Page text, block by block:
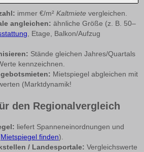
immer €/m² Kaltmiete vergleichen.
angleichen: ähnliche Größe (z. B. 50–
, Etage, Balkon/Aufzug
Stände gleichen Jahres/Quartals
kennzeichnen.
Mietspiegel abgleichen mit
(Marktdynamik!
den Regionalvergleich
liefert Spanneneinordnungen und
Mietspiegel finden).
/ Landesportale: Vergleichswerte